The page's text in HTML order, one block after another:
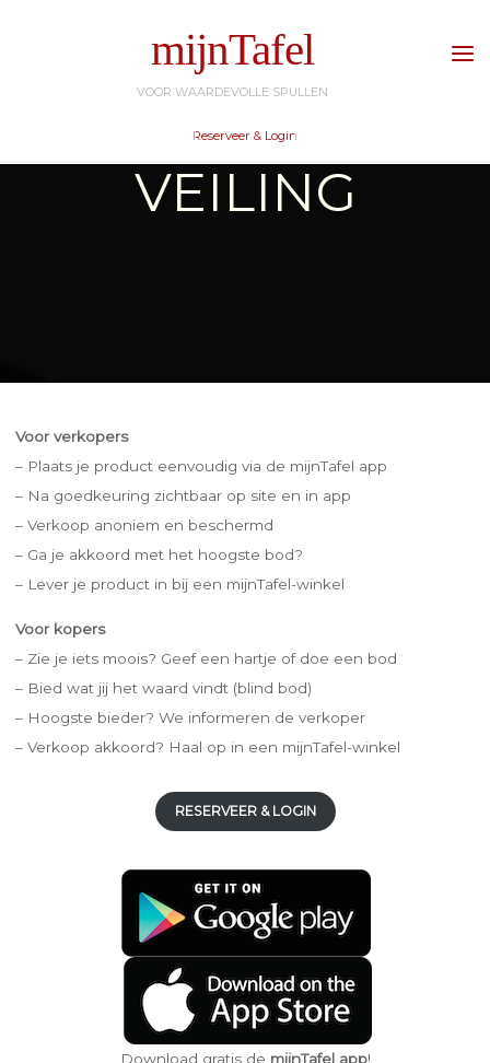
mijnTafel
VOOR WAARDEVOLLE SPULLEN
Reserveer & Login
VEILING
Voor verkopers
– Plaats je product eenvoudig via de mijnTafel app
– Na goedkeuring zichtbaar op site en in app
– Verkoop anoniem en beschermd
– Ga je akkoord met het hoogste bod?
– Lever je product in bij een mijnTafel-winkel
Voor kopers
– Zie je iets moois? Geef een hartje of doe een bod
– Bied wat jij het waard vindt (blind bod)
– Hoogste bieder? We informeren de verkoper
– Verkoop akkoord? Haal op in een mijnTafel-winkel
RESERVEER & LOGIN
Download gratis de mijnTafel app!